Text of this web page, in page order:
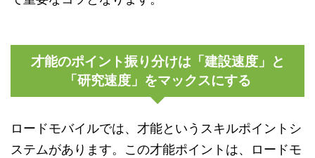
才能のポイント振り分けは「建設速度」と
「研究速度」をマックスにする
ロードモバイルでは、才能というスキルポイントシ
ステムがあります。この才能ポイントは、ロードモ